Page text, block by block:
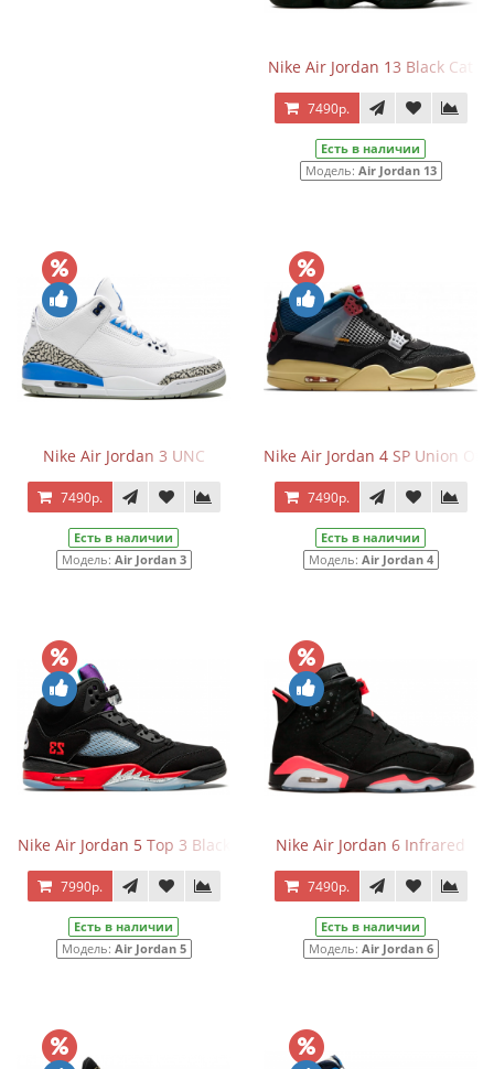
Nike Air Jordan 13 Black Cat
7490р.
Есть в наличии
Модель: Air Jordan 13
Nike Air Jordan 3 UNC
7490р.
Есть в наличии
Модель: Air Jordan 3
Nike Air Jordan 4 SP Union Off
7490р.
Есть в наличии
Модель: Air Jordan 4
Nike Air Jordan 5 Top 3 Black
7990р.
Есть в наличии
Модель: Air Jordan 5
Nike Air Jordan 6 Infrared
7490р.
Есть в наличии
Модель: Air Jordan 6